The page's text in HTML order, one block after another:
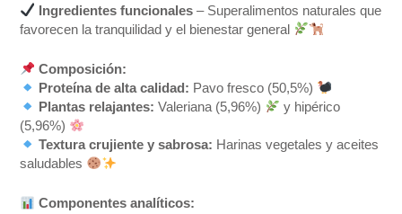
Ingredientes funcionales – Superalimentos naturales que
favorecen la tranquilidad y el bienestar general
Composición:
Proteína de alta calidad: Pavo fresco (50,5%)
Plantas relajantes: Valeriana (5,96%)
y hipérico
(5,96%)
Textura crujiente y sabrosa: Harinas vegetales y aceites
saludables
Componentes analíticos: